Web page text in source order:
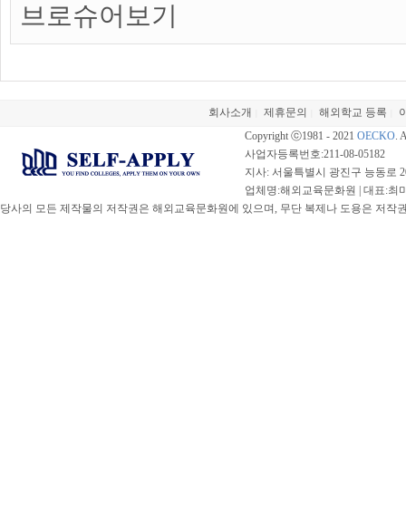
브로슈어보기
회사소개 제휴문의 해외학교 등록
Copyright ⓒ1981 - 2021 OECKO.
사업자등록번호:211-08-05182
지사: 서울특별시 광진구 능동로
업체명:해외교육문화원 | 대표:최
당사의 모든 제작물의 저작권은 해외교육문화원에 있으며, 무단 복제나 도용은 저